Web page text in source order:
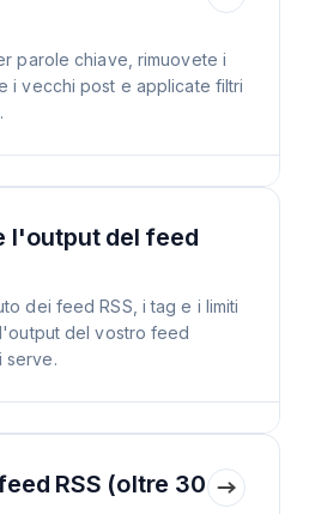
parole chiave, rimuovete i
i vecchi post e applicate filtri
l'output del feed
dei feed RSS, i tag e i limiti
del vostro feed
serve.
RSS (oltre 30